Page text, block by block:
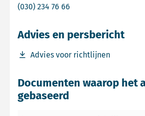
(030) 234 76 66
Advies en persbericht
Advies voor richtlijnen
Download bestand Advies voor
Documenten waarop het
gebaseerd